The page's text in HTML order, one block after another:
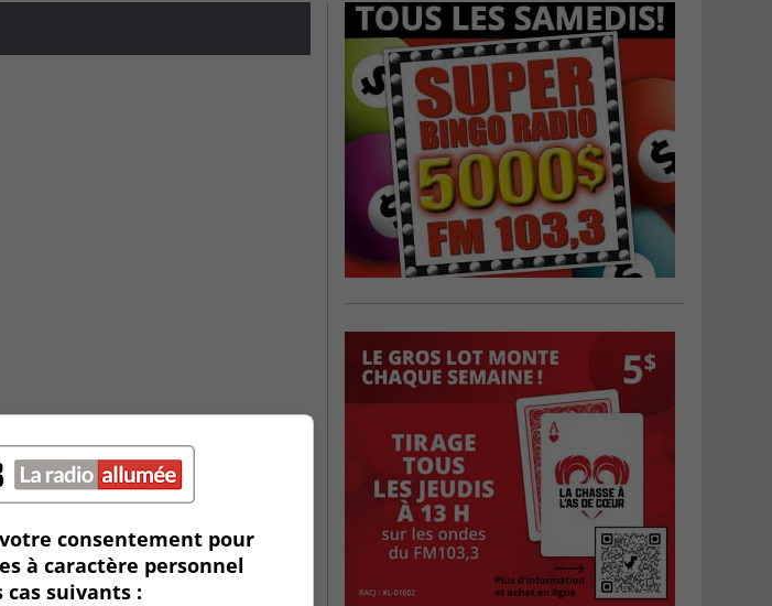
consentement pour
à caractère personnel
cas suivants :